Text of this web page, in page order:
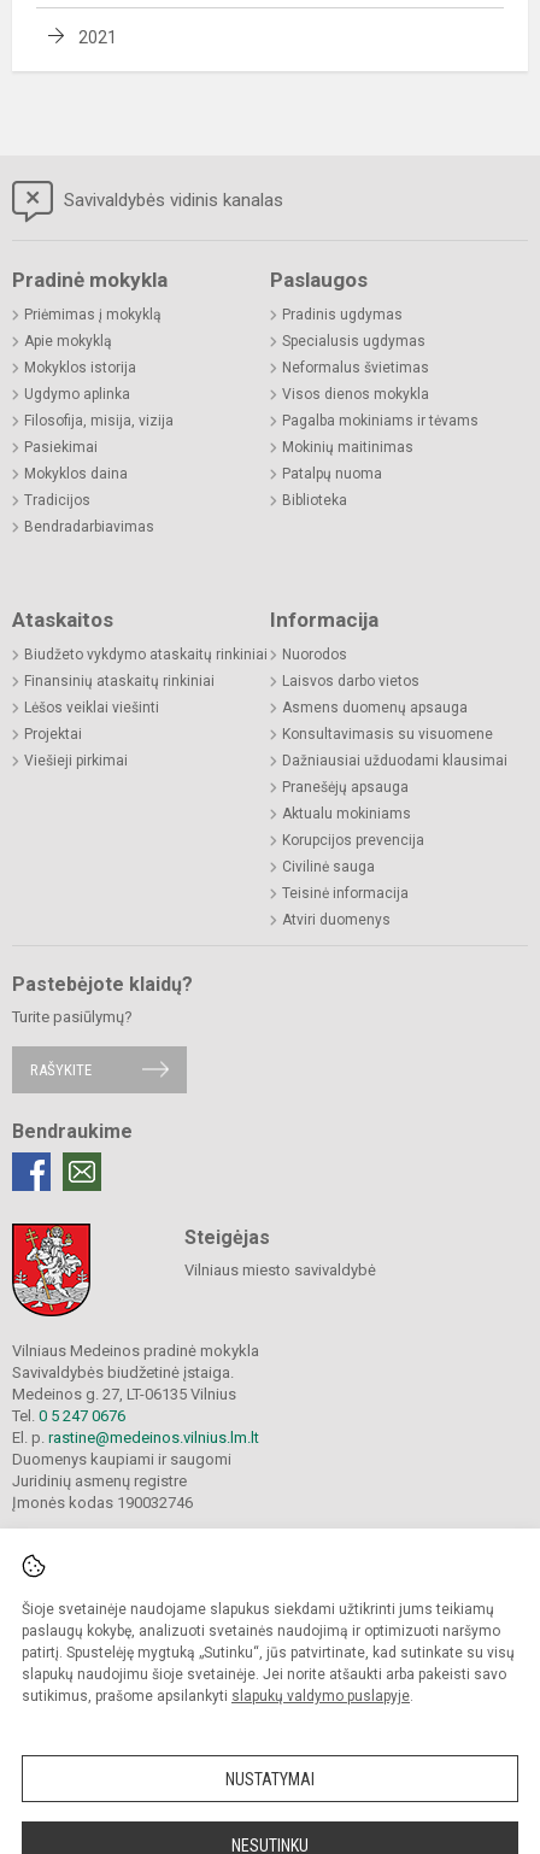
Šioje svetainėje naudojame slapukus siekdami užtikrinti jums teikiamų
paslaugų kokybę, analizuoti svetainės naudojimą ir optimizuoti naršymo
patirtį. Spustelėję mygtuką „Sutinku“, jūs patvirtinate, kad sutinkate su visų
slapukų naudojimu šioje svetainėje. Jei norite atšaukti arba pakeisti savo
sutikimus, prašome apsilankyti slapukų valdymo puslapyje.
NUSTATYMAI
NESUTINKU
2021
Savivaldybės vidinis kanalas
Pradinė mokykla
Priėmimas į mokyklą
Apie mokyklą
Mokyklos istorija
Ugdymo aplinka
Filosofija, misija, vizija
Pasiekimai
Mokyklos daina
Tradicijos
Bendradarbiavimas
Paslaugos
Pradinis ugdymas
Specialusis ugdymas
Neformalus švietimas
Visos dienos mokykla
Pagalba mokiniams ir tėvams
Mokinių maitinimas
Patalpų nuoma
Biblioteka
Ataskaitos
Biudžeto vykdymo ataskaitų rinkiniai
Finansinių ataskaitų rinkiniai
Lėšos veiklai viešinti
Projektai
Viešieji pirkimai
Informacija
Nuorodos
Laisvos darbo vietos
Asmens duomenų apsauga
Konsultavimasis su visuomene
Dažniausiai užduodami klausimai
Pranešėjų apsauga
Aktualu mokiniams
Korupcijos prevencija
Civilinė sauga
Teisinė informacija
Atviri duomenys
Pastebėjote klaidų?
Turite pasiūlymų?
RAŠYKITE
Bendraukime
Steigėjas
Vilniaus miesto savivaldybė
Vilniaus Medeinos pradinė mokykla
Savivaldybės biudžetinė įstaiga.
Medeinos g. 27, LT-06135 Vilnius
Tel. 0 5 247 0676
El. p. rastine@medeinos.vilnius.lm.lt
Duomenys kaupiami ir saugomi
Juridinių asmenų registre
Įmonės kodas 190032746
© 2021. Vilniaus Medeinos pradinė mokykla. Visos teisės saugomos.
Kopijuoti turinį be raštiško mokyklos sutikimo griežtai draudžiama.
Prieinamumo paraiška Slapukų valdymas
Sumanus būdas atnaujinti